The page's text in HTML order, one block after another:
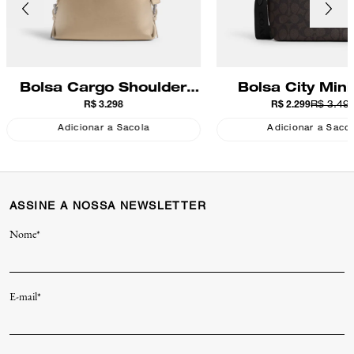
Bolsa Cargo Shoulder
Coach
R$ 3.298
Adicionar a Sacola
Bolsa City Mini
Signature
R$
R$ 2.299
Adicionar a
ASSINE A NOSSA NEWSLETTER
Nome*
E-mail*